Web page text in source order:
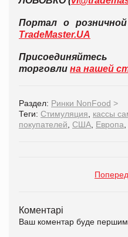
Портал о
TradeMaster.UA
торговли на нашей
Раздел: Ринки NonFood >
Теги: Стимуляция кассы
покупателей США Европа
Коментарі
Ваш коментар буде першим.